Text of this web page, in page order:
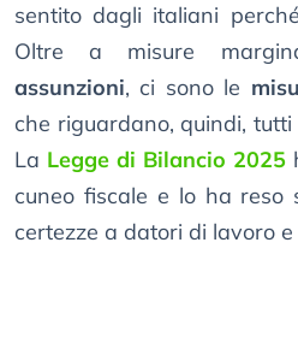
sentito dagli italiani
Oltre a misure
assunzioni, ci sono le
che riguardano, quindi,
La Legge di Bilancio 2025
cuneo fiscale e lo ha reso
certezze a datori di lavoro